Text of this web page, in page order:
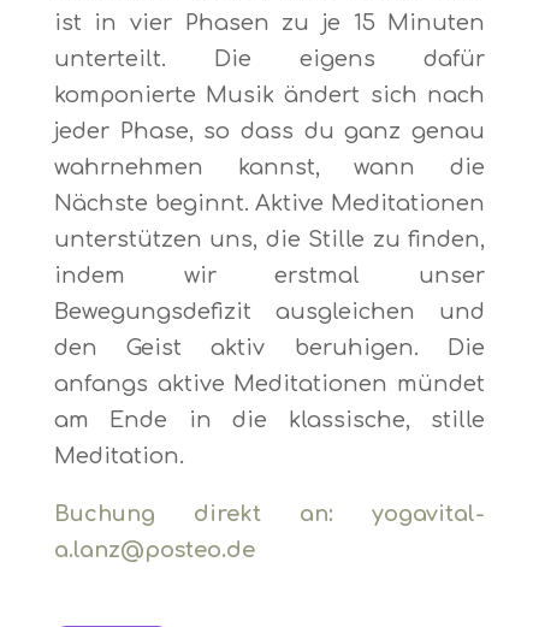
ist in vier Phasen zu je 15 Minuten
unterteilt. Die eigens dafür
komponierte Musik ändert sich nach
jeder Phase, so dass du ganz genau
wahrnehmen kannst, wann die
Nächste beginnt. Aktive Meditationen
unterstützen uns, die Stille zu finden,
indem wir erstmal unser
Bewegungsdefizit ausgleichen und
den Geist aktiv beruhigen. Die
anfangs aktive Meditationen mündet
am Ende in die klassische, stille
Meditation.
Buchung direkt an: yogavital-
a.lanz@posteo.de